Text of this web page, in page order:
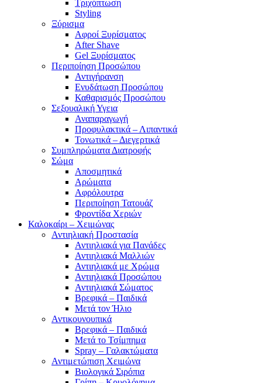
Τριχόπτωση
Styling
Ξύρισμα
Αφροί Ξυρίσματος
After Shave
Gel Ξυρίσματος
Περιποίηση Προσώπου
Αντιγήρανση
Ενυδάτωση Προσώπου
Καθαρισμός Προσώπου
Σεξουαλική Υγεια
Αναπαραγωγή
Προφυλακτικά – Λιπαντικά
Τονωτικά – Διεγερτικά
Συμπληρώματα Διατροφής
Σώμα
Αποσμητικά
Αρώματα
Αφρόλουτρα
Περιποίηση Τατουάζ
Φροντίδα Χεριών
Καλοκαίρι – Χειμώνας
Αντιηλιακή Προστασία
Αντιηλιακά για Πανάδες
Αντιηλιακά Μαλλιών
Αντιηλιακά με Χρώμα
Αντιηλιακά Προσώπου
Αντιηλιακά Σώματος
Βρεφικά – Παιδικά
Μετά τον Ήλιο
Αντικουνουπικά
Βρεφικά – Παιδικά
Μετά το Τσίμπημα
Spray – Γαλακτώματα
Αντιμετώπιση Χειμώνα
Βιολογικά Σιρόπια